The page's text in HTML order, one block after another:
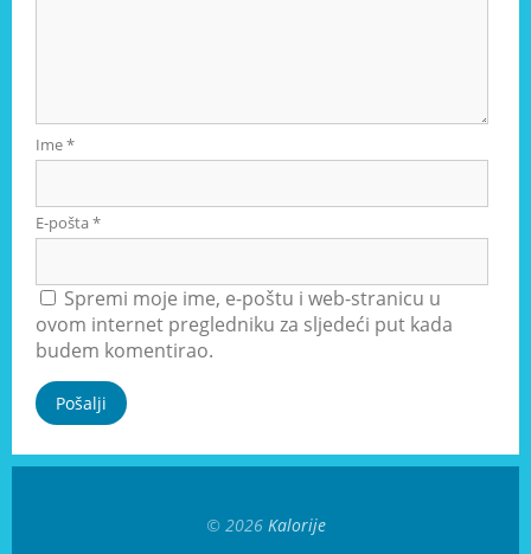
Ime*
E-pošta*
Spremi moje ime, e-poštu i web-stranicu u
ovom internet pregledniku za sljedeći put kada
budem komentirao.
© 2026 Kalorije